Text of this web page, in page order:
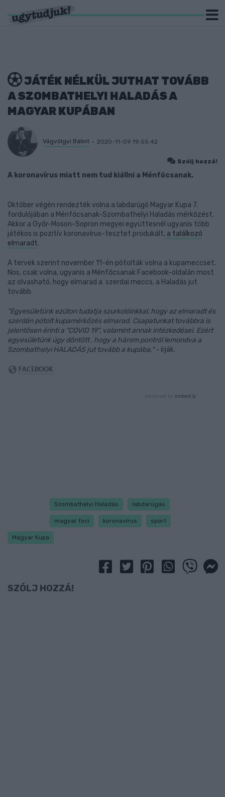
JÁTÉK NÉLKÜL JUTHAT TOVÁBB
A SZOMBATHELYI HALADÁS A
MAGYAR KUPÁBAN
Vágvölgyi Bálint 2020-11-09 19:55:42
Szólj hozzá!
A koronavírus miatt nem tud kiállni a Ménfőcsanak.
Október végén rendezték volna a labdarúgó Magyar Kupa 7.
fordulójában a Ménfőcsanak-Szombathelyi Haladás mérkőzést.
Akkor a Győr-Moson-Sopron megyei együttesnél ugyanis több
játékos is pozitív koronavírus-tesztet produkált, a találkozó
elmaradt.
A tervek szerint november 11-én pótolták volna a kupameccset.
Nos, csak volna, ugyanis a Ménfőcsanak Facebook-oldalán most
az olvasható, hogy elmarad a szerdai meccs, a Haladás jut
tovább.
"Egyesületünk ezúton tudatja szurkolóinkkal, hogy az elmaradt és
szerdán pótolt kupamérkőzés elmarad. Csapatunkat továbbra is
jelentősen érinti a "COVID 19", valamint annak intézkedései. Ezért
egyesületünk úgy döntött , hogy a három pontról lemondva a
Szombathelyi HALADÁS jut tovább a kupába." - írják.
Szombathelyi Haladás labdarúgás
magyar foci koronavírus sport
Magyar Kupa
SZÓLJ HOZZÁ!